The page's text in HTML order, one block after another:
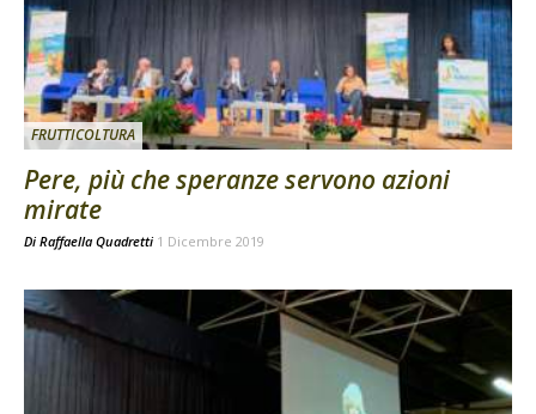
FRUTTICOLTURA
Pere, più che speranze servono azioni
mirate
Di Raffaella Quadretti 1 Dicembre 2019